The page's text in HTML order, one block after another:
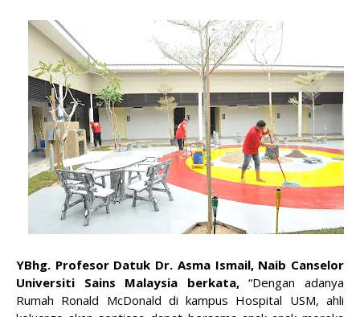
YBhg. Profesor Datuk Dr. Asma Ismail, Naib Canselor
Universiti Sains Malaysia berkata,“Dengan adanya
Rumah Ronald McDonald di kampus Hospital USM, ahli